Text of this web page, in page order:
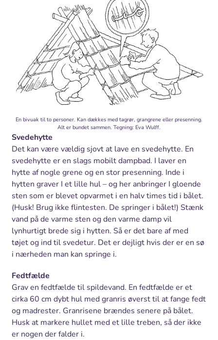
En bivuak til to personer. Kan dækkes med tagrør, grangrene eller presenning.
Alt er bundet sammen. Tegning: Eva Wulff.
Svedehytte
Det kan være vældig sjovt at lave en svedehytte. En
svedehytte er en slags mobilt dampbad. I laver en
hytte af nogle grene og en stor presenning. Inde i
hytten graver I et lille hul – og her anbringer I gloende
sten som er blevet opvarmet i en halv times tid i bålet.
(Husk! Brug ikke flintesten. De springer i bålet!) Stænk
vand på de varme sten og den varme damp vil
lynhurtigt brede sig i hytten. Så er det bare af med
tøjet og ind til svedetur. Det er dejligt hvis der er en sø
i nærheden man kan springe i.
Fedtfælde
Grav en fedtfælde til spildevand. En fedtfælde er et
cirka 60 cm dybt hul med granris øverst til at fange fedt
og madrester. Granrisene brændes senere på bålet.
Husk at markere hullet med et lille treben, så der ikke
er nogen der falder i.